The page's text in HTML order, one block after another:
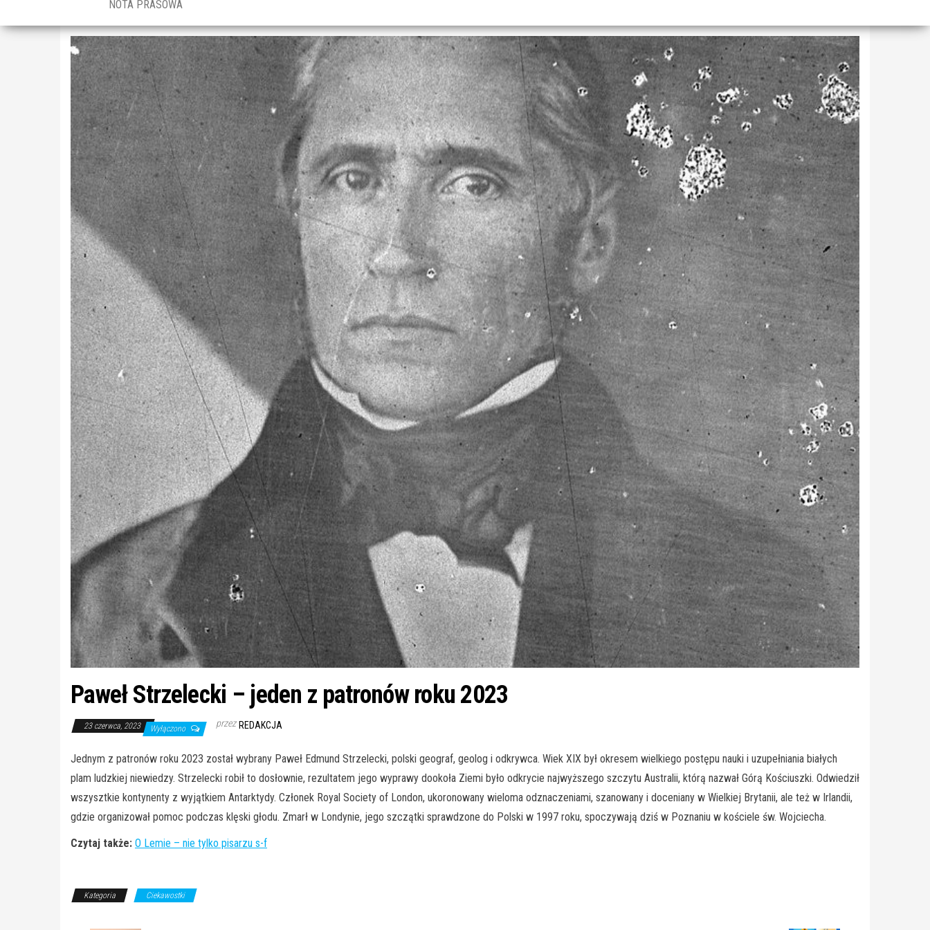
NOTA PRASOWA
Paweł Strzelecki – jeden z patronów roku 2023
23 czerwca, 2023 Wyłączono przez REDAKCJA
Jednym z patronów roku 2023 został wybrany Paweł Edmund Strzelecki, polski geograf, geolog i odkrywca. Wiek XIX był okresem wielkiego postępu nauki i uzupełniania białych
plam ludzkiej niewiedzy. Strzelecki robił to dosłownie, rezultatem jego wyprawy dookoła Ziemi było odkrycie najwyższego szczytu Australii, którą nazwał Górą Kościuszki. Odwiedził
wszysztkie kontynenty z wyjątkiem Antarktydy. Członek Royal Society of London, ukoronowany wieloma odznaczeniami, szanowany i doceniany w Wielkiej Brytanii, ale też w Irlandii,
gdzie organizował pomoc podczas klęski głodu. Zmarł w Londynie, jego szczątki sprawdzone do Polski w 1997 roku, spoczywają dziś w Poznaniu w kościele św. Wojciecha.
Czytaj także: O Lemie – nie tylko pisarzu s-f
Kategoria Ciekawostki